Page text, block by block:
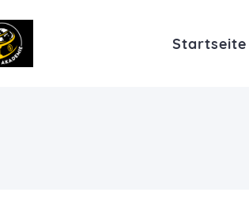
Startseite